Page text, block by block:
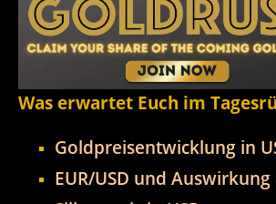
Was erwartet Euch im
Goldpreisentwicklung in
EUR/USD und